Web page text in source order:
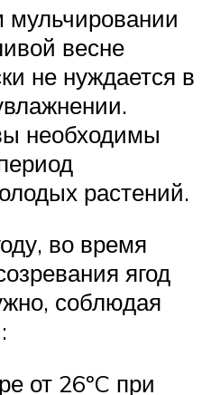
мульчировании
весне
не нуждается в
необходимы
растений.
во время
ягод
соблюдая
от 26ºC при